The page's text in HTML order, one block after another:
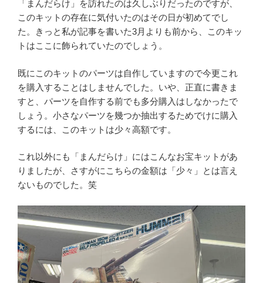
「まんだらけ」を訪れたのは久しぶりだったのですが、
このキットの存在に気付いたのはその日が初めてでし
た。きっと私が記事を書いた3月よりも前から、このキッ
トはここに飾られていたのでしょう。
既にこのキットのパーツは自作していますので今更これ
を購入することはしませんでした。いや、正直に書きま
すと、パーツを自作する前でも多分購入はしなかったで
しょう。小さなパーツを幾つか抽出するためでけに購入
するには、このキットは少々高額です。
これ以外にも「まんだらけ」にはこんなお宝キットがあ
りましたが、さすがにこちらの金額は「少々」とは言え
ないものでした。笑